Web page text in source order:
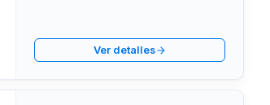
Ver detalles